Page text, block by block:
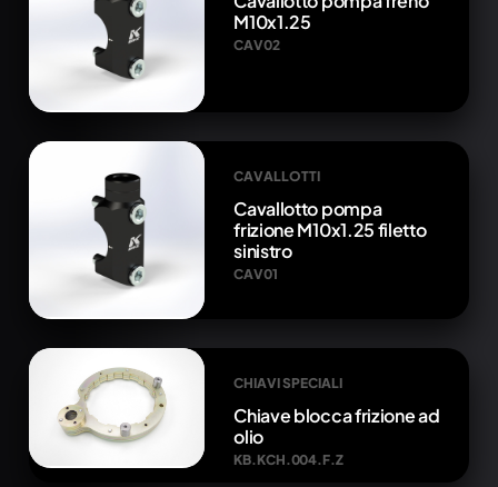
M10x1.25
CAV02
CAVALLOTTI
Cavallotto pompa
frizione M10x1.25 filetto
sinistro
CAV01
CHIAVI SPECIALI
Chiave blocca frizione ad
olio
KB.KCH.004.F.Z